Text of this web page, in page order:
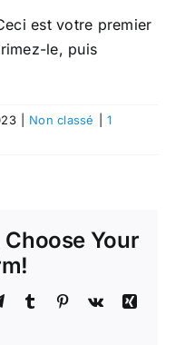
est votre premier
le, puis
Non classé
1
Your
TelegramTumblr Pinterest
Vk
Xing